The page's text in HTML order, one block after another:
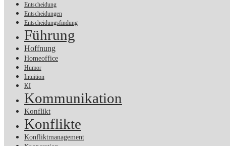
Entscheidung
Entscheidungen
Entscheidungsfindung
Führung
Hoffnung
Homeoffice
Humor
Intuition
KI
Kommunikation
Konflikt
Konflikte
Konfliktmanagement